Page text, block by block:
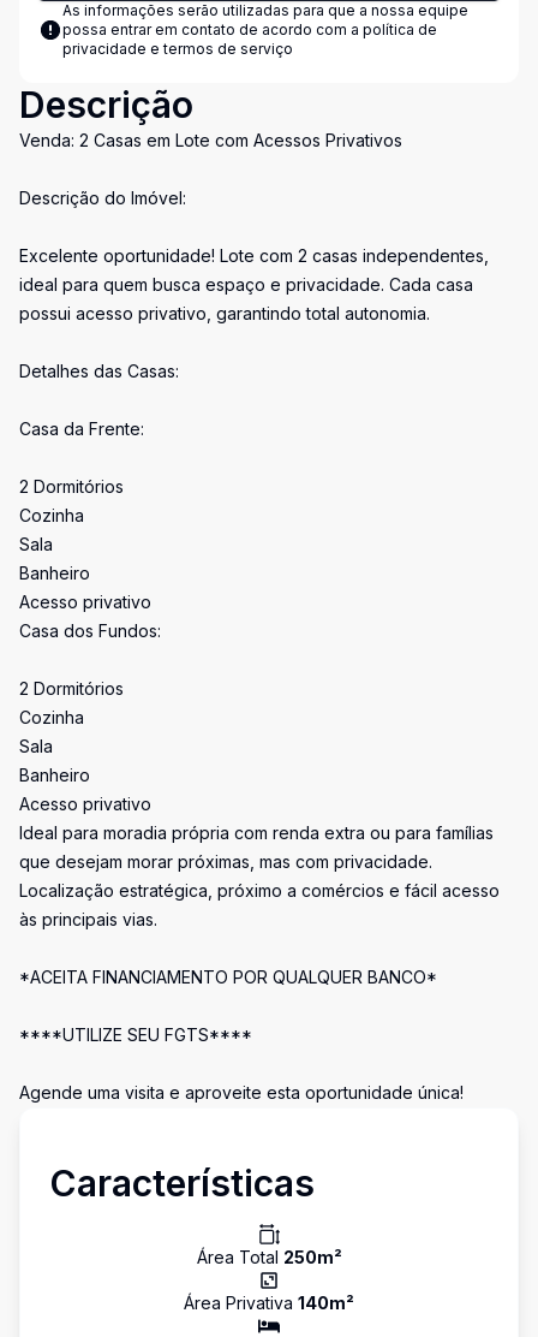
As informações serão utilizadas para que a nossa equipe
possa entrar em contato de acordo com a política de
privacidade e termos de serviço
Descrição
Venda: 2 Casas em Lote com Acessos Privativos
Descrição do Imóvel:
Excelente oportunidade! Lote com 2 casas independentes,
ideal para quem busca espaço e privacidade. Cada casa
possui acesso privativo, garantindo total autonomia.
Detalhes das Casas:
Casa da Frente:
2 Dormitórios
Cozinha
Sala
Banheiro
Acesso privativo
Casa dos Fundos:
2 Dormitórios
Cozinha
Sala
Banheiro
Acesso privativo
Ideal para moradia própria com renda extra ou para famílias
que desejam morar próximas, mas com privacidade.
Localização estratégica, próximo a comércios e fácil acesso
às principais vias.
*ACEITA FINANCIAMENTO POR QUALQUER BANCO*
****UTILIZE SEU FGTS****
Agende uma visita e aproveite esta oportunidade única!
Características
Área Total 250m²
Área Privativa 140m²